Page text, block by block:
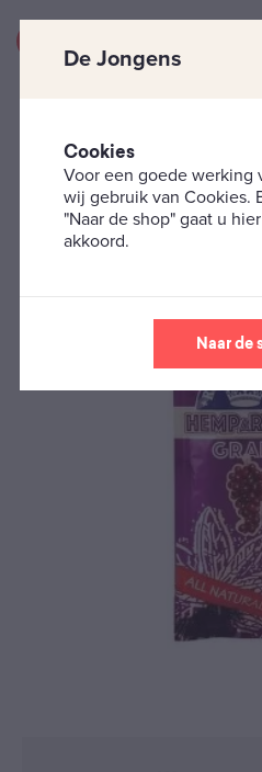
Smaaktoevoegingen Vloei
Grape
De Jongens
Cookies
Voor een goede werking
wij gebruik van Cookies.
"Naar de shop" gaat u
akkoord.
Naar de